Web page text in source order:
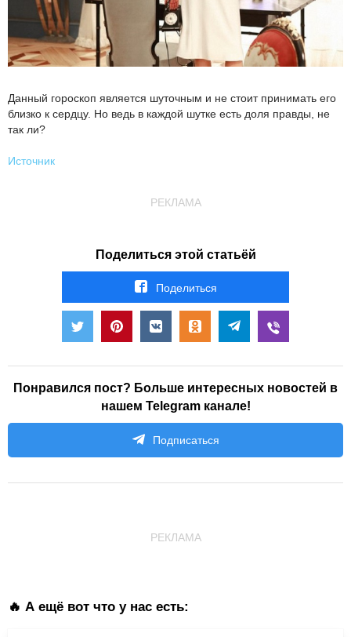
Данный гороскоп является шуточным и не стоит принимать его
близко к сердцу. Но ведь в каждой шутке есть доля правды, не
так ли?
Источник
РЕКЛАМА
Поделиться этой статьёй
Поделиться
Понравился пост? Больше интересных новостей в
нашем Telegram канале!
Подписаться
РЕКЛАМА
🔥 А ещё вот что у нас есть: